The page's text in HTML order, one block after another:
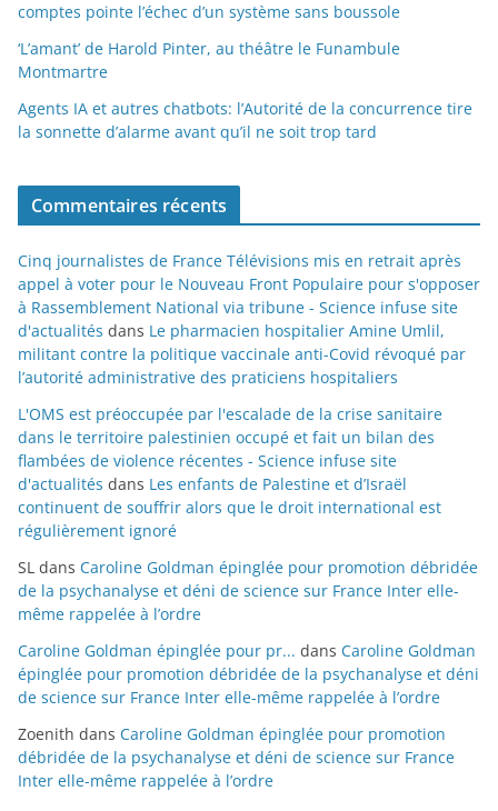
comptes pointe l’échec d’un système sans boussole
‘L’amant’ de Harold Pinter, au théâtre le Funambule
Montmartre
Agents IA et autres chatbots: l’Autorité de la concurrence tire
la sonnette d’alarme avant qu’il ne soit trop tard
Commentaires récents
Cinq journalistes de France Télévisions mis en retrait après
appel à voter pour le Nouveau Front Populaire pour s'opposer
à Rassemblement National via tribune - Science infuse site
d'actualités dans Le pharmacien hospitalier Amine Umlil,
militant contre la politique vaccinale anti-Covid révoqué par
l’autorité administrative des praticiens hospitaliers
L'OMS est préoccupée par l'escalade de la crise sanitaire
dans le territoire palestinien occupé et fait un bilan des
flambées de violence récentes - Science infuse site
d'actualités dans Les enfants de Palestine et d’Israël
continuent de souffrir alors que le droit international est
régulièrement ignoré
SL dans Caroline Goldman épinglée pour promotion débridée
de la psychanalyse et déni de science sur France Inter elle-
même rappelée à l’ordre
Caroline Goldman épinglée pour pr... dans Caroline Goldman
épinglée pour promotion débridée de la psychanalyse et déni
de science sur France Inter elle-même rappelée à l’ordre
Zoenith dans Caroline Goldman épinglée pour promotion
débridée de la psychanalyse et déni de science sur France
Inter elle-même rappelée à l’ordre